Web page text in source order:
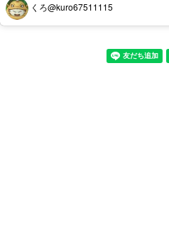
くろ@kuro67511115